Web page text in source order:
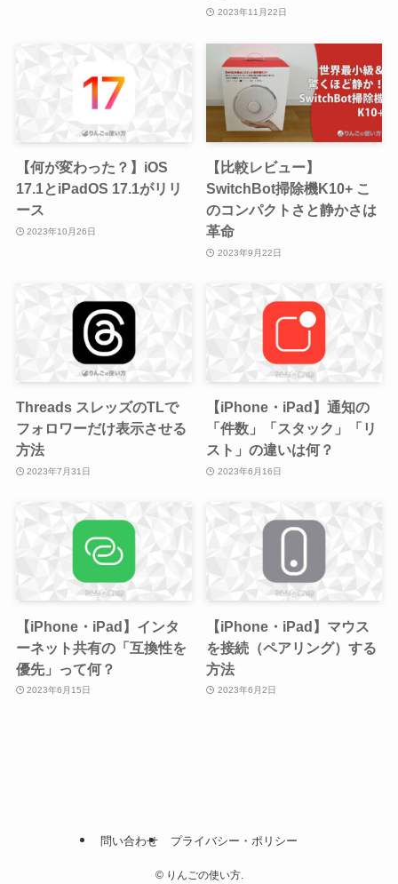
2023年11月22日
【何が変わった？】iOS
17.1とiPadOS 17.1がリリ
ース
2023年10月26日
【比較レビュー】
SwitchBot掃除機K10+ こ
のコンパクトさと静かさは
革命
2023年9月22日
Threads スレッズのTLで
フォロワーだけ表示させる
方法
2023年7月31日
【iPhone・iPad】通知の
「件数」「スタック」「リ
スト」の違いは何？
2023年6月16日
【iPhone・iPad】インタ
ーネット共有の「互換性を
優先」って何？
2023年6月15日
【iPhone・iPad】マウス
を接続（ペアリング）する
方法
2023年6月2日
問い合わせ プライバシー・ポリシー
©りんごの使い方.